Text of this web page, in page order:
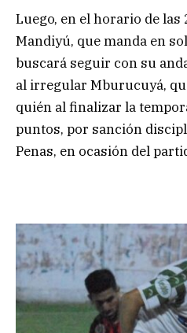
Luego, en el horario de las
Mandiyú, que manda en
buscará seguir con su
al irregular Mburucuyá,
quién al finalizar la
puntos, por sanción
Penas, en ocasión del